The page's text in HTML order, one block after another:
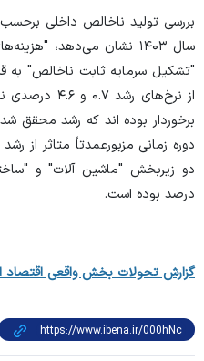
بررسی تولید ناخالص داخلی
سال ۱۴۰۳ نشان می‌دهد،
از نرخ‌های
برخوردار بوده اند که رشد محقق
دوره زمانی مزبورعمدتاً متاثر از
درصد بوده است.
گزارش تحولات بخش واقعی اقتصاد